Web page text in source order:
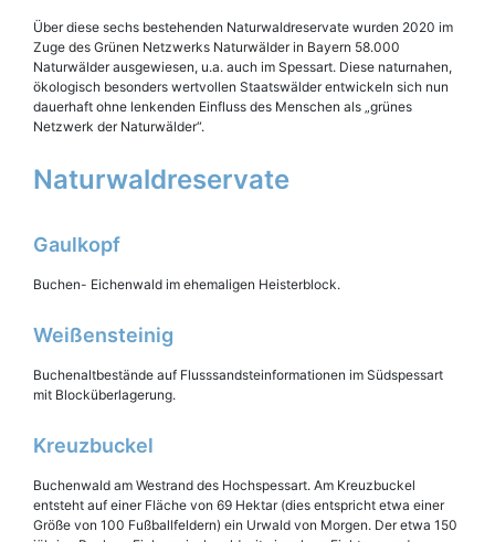
Über diese sechs bestehenden Naturwaldreservate wurden 2020 im
Zuge des Grünen Netzwerks Naturwälder in Bayern 58.000
Naturwälder ausgewiesen, u.a. auch im Spessart. Diese naturnahen,
ökologisch besonders wertvollen Staatswälder entwickeln sich nun
dauerhaft ohne lenkenden Einfluss des Menschen als „grünes
Netzwerk der Naturwälder“.
Naturwaldreservate
Gaulkopf
Buchen- Eichenwald im ehemaligen Heisterblock.
Weißensteinig
Buchenaltbestände auf Flusssandsteinformationen im Südspessart
mit Blocküberlagerung.
Kreuzbuckel
Buchenwald am Westrand des Hochspessart. Am Kreuzbuckel
entsteht auf einer Fläche von 69 Hektar (dies entspricht etwa einer
Größe von 100 Fußballfeldern) ein Urwald von Morgen. Der etwa 150